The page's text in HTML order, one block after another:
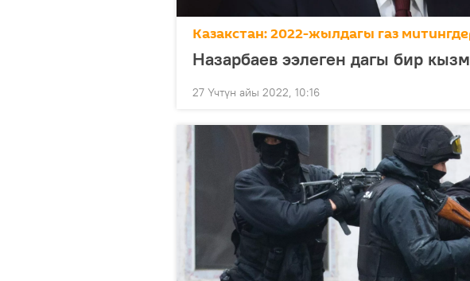
Казакстан: 2022-жылдагы газ
Назарбаев ээлеген дагы бир
27 Үчтүн айы 2022, 10:16